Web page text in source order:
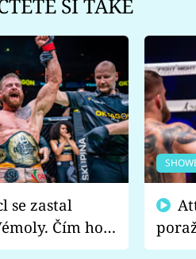
SI TAKÉ
Čím ho
chce